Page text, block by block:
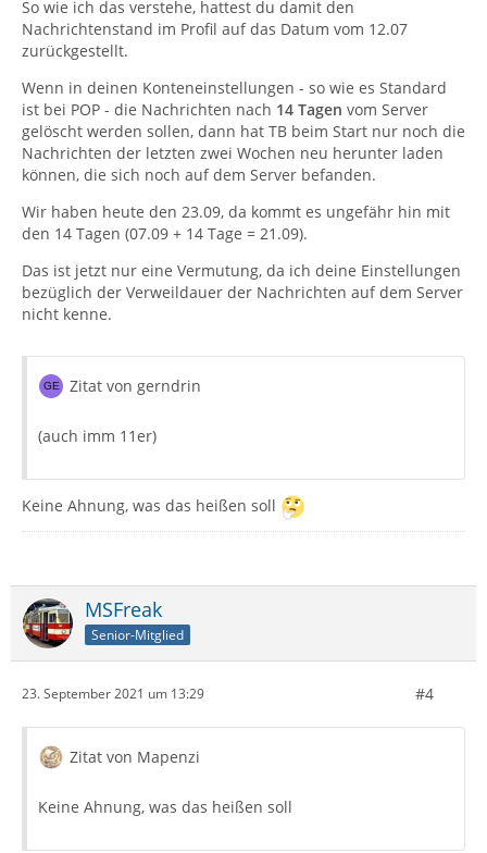
So wie ich das verstehe, hattest du damit den
Nachrichtenstand im Profil auf das Datum vom 12.07
zurückgestellt.
Wenn in deinen Konteneinstellungen - so wie es Standard
ist bei POP - die Nachrichten nach 14 Tagen vom Server
gelöscht werden sollen, dann hat TB beim Start nur noch die
Nachrichten der letzten zwei Wochen neu herunter laden
können, die sich noch auf dem Server befanden.
Wir haben heute den 23.09, da kommt es ungefähr hin mit
den 14 Tagen (07.09 + 14 Tage = 21.09).
Das ist jetzt nur eine Vermutung, da ich deine Einstellungen
bezüglich der Verweildauer der Nachrichten auf dem Server
nicht kenne.
Zitat von gerndrin
(auch imm 11er)
Keine Ahnung, was das heißen soll
MSFreak
Senior-Mitglied
23. September 2021 um 13:29 #4
Zitat von Mapenzi
Keine Ahnung, was das heißen soll